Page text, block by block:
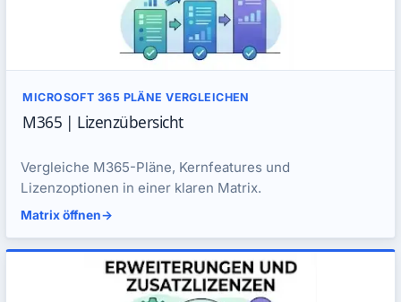
MICROSOFT 365 PLÄNE VERGLEICHEN
M365 | Lizenzübersicht
Vergleiche M365-Pläne, Kernfeatures und
Lizenzoptionen in einer klaren Matrix.
Matrix öffnen->